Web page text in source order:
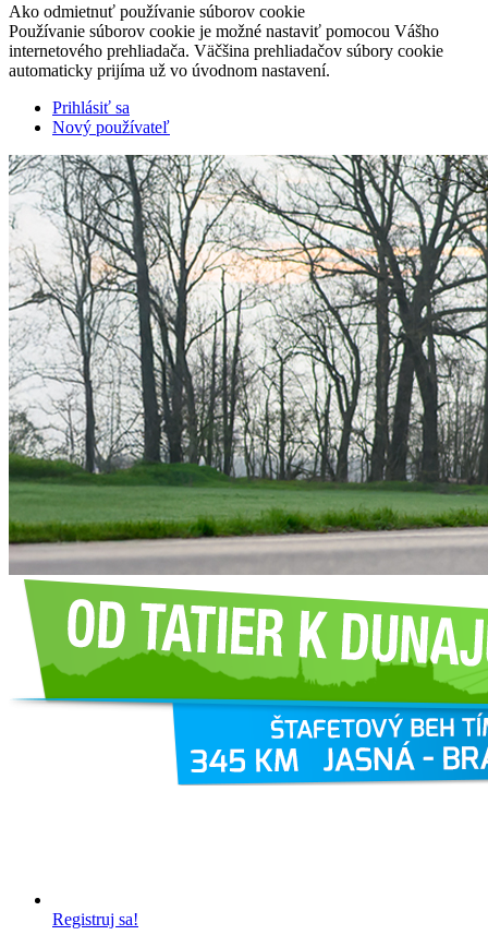
Ako odmietnuť používanie súborov cookie
Používanie súborov cookie je možné nastaviť pomocou Vášho
internetového prehliadača. Väčšina prehliadačov súbory cookie
automaticky prijíma už vo úvodnom nastavení.
Prihlásiť sa
Nový používateľ
Registruj sa!